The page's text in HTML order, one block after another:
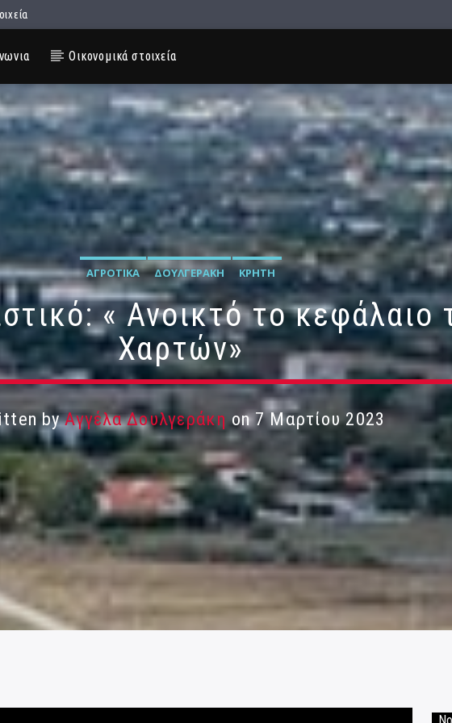
Οικονομικά στοιχεία
ΑΓΡΟΤΙΚΆ ΔΟΥΛΓΕΡΆΚΗ ΚΡΉΤΗ
« Ανοικτό το
Χαρτών»
byΑγγέλα Δουλγεράκηon 7 Μαρτίου 2023